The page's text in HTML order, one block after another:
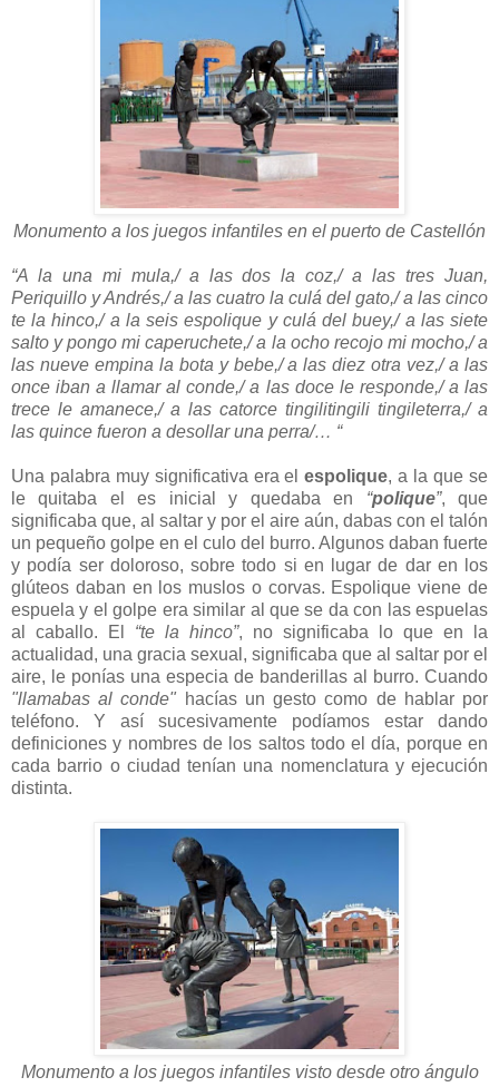
Monumento a los juegos infantiles en el puerto de Castellón
“A la una mi mula,/ a las dos la coz,/ a las tres Juan,
Periquillo y Andrés,/ a las cuatro la culá del gato,/ a las cinco
te la hinco,/ a la seis espolique y culá del buey,/ a las siete
salto y pongo mi caperuchete,/ a la ocho recojo mi mocho,/ a
las nueve empina la bota y bebe,/ a las diez otra vez,/ a las
once iban a llamar al conde,/ a las doce le responde,/ a las
trece le amanece,/ a las catorce tingilitingili tingileterra,/ a
las quince fueron a desollar una perra/… “
Una palabra muy significativa era elespolique, a la que se
le quitaba el es inicial y quedaba en “polique”, que
significaba que, al saltar y por el aire aún, dabas con el talón
un pequeño golpe en el culo del burro. Algunos daban fuerte
y podía ser doloroso, sobre todo si en lugar de dar en los
glúteos daban en los muslos o corvas. Espolique viene de
espuela y el golpe era similar al que se da con las espuelas
al caballo. El “te la hinco”, no significaba lo que en la
actualidad, una gracia sexual, significaba que al saltar por el
aire, le ponías una especia de banderillas al burro. Cuando
"llamabas al conde" hacías un gesto como de hablar por
teléfono. Y así sucesivamente podíamos estar dando
definiciones y nombres de los saltos todo el día, porque en
cada barrio o ciudad tenían una nomenclatura y ejecución
distinta.
Monumento a los juegos infantiles visto desde otro ángulo